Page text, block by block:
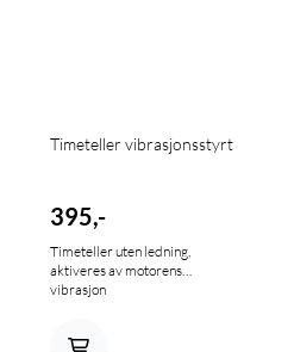
Timeteller vibrasjonsstyrt
395,-
Timeteller uten ledning,
aktiveres av motorens
vibrasjon